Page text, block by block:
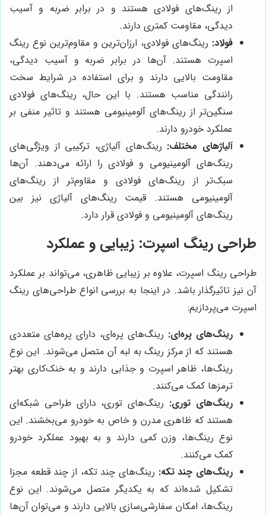
از رینگ‌های فولادی هستند و در برابر ضربه و آسیب
دیدگی، مقاومت کمتری دارند.
فولاد: رینگ‌های فولادی، ارزان‌ترین و مقاوم‌ترین نوع رینگ
اسپرت هستند. آن‌ها در برابر ضربه و آسیب دیدگی،
مقاومت بالایی دارند و برای استفاده در شرایط سخت
رانندگی مناسب هستند. با این حال، رینگ‌های فولادی
سنگین‌تر از رینگ‌های آلومینیومی هستند و تاثیر منفی بر
عملکرد خودرو دارند.
آلیاژهای مختلف: رینگ‌های آلیاژی، ترکیبی از ویژگی‌های
رینگ‌های آلومینیومی و فولادی را ارائه می‌دهند. آن‌ها
سبک‌تر از رینگ‌های فولادی و مقاوم‌تر از رینگ‌های
آلومینیومی هستند. قیمت رینگ‌های آلیاژی نیز بین
رینگ‌های آلومینیومی و فولادی قرار دارد.
طراحی رینگ اسپرت: زیبایی و عملکرد
طراحی رینگ اسپرت، علاوه بر زیبایی ظاهری، می‌تواند بر عملکرد
آن نیز تاثیرگذار باشد. در اینجا به بررسی انواع طراحی‌های رینگ
اسپرت می‌پردازیم:
رینگ‌های پره‌ای: رینگ‌های پره‌ای، دارای پره‌های متعددی
هستند که از مرکز رینگ به لبه آن متصل می‌شوند. این نوع
رینگ‌ها، ظاهر اسپرت و جذابی دارند و به خنک‌کاری بهتر
ترمزها کمک می‌کنند.
رینگ‌های توری: رینگ‌های توری، دارای طراحی شبکه‌ای
هستند که ظاهری مدرن و خاص به خودرو می‌بخشند. این
نوع رینگ‌ها، وزن کمی دارند و به بهبود عملکرد خودرو
کمک می‌کنند.
رینگ‌های چند تکه: رینگ‌های چند تکه، از چند قطعه مجزا
تشکیل شده‌اند که به یکدیگر متصل می‌شوند. این نوع
رینگ‌ها، امکان سفارشی‌سازی بالایی دارند و می‌توان آن‌ها